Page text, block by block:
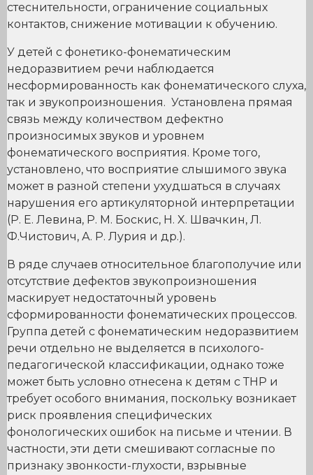
стеснительности, ограничение социальных
контактов, снижение мотивации к обучению.
У детей с фонетико-фонематическим
недоразвитием речи наблюдается
несформированность как фонематического слуха,
так и звукопроизношения. Установлена прямая
связь между количеством дефектно
произносимых звуков и уровнем
фонематического восприятия. Кроме того,
установлено, что восприятие слышимого звука
может в разной степени ухудшаться в случаях
нарушения его артикуляторной интерпретации
(Р. Е. Левина, Р. М. Боскис, Н. X. Швачкин, Л.
Ф.Чистович, А. Р. Лурия и др.).
В ряде случаев относительное благополучие или
отсутствие дефектов звукопроизношения
маскирует недостаточный уровень
сформированности фонематических процессов.
Группа детей с фонематическим недоразвитием
речи отдельно не выделяется в психолого-
педагогической классификации, однако тоже
может быть условно отнесена к детям с ТНР и
требует особого внимания, поскольку возникает
риск проявления специфических
фонологических ошибок на письме и чтении. В
частности, эти дети смешивают согласные по
признаку звонкости-глухости, взрывные